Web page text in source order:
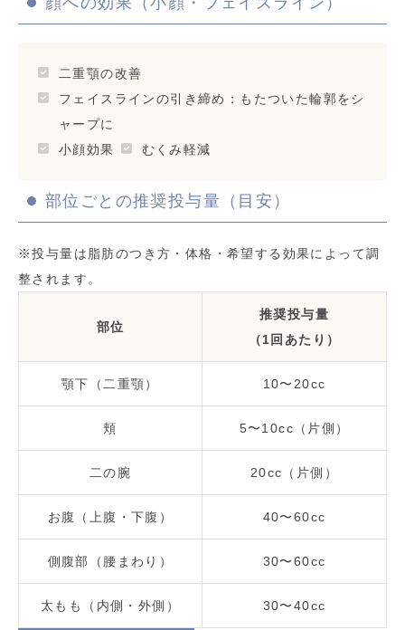
二重顎の改善
フェイスラインの引き締め：もたついた輪郭をシ
ャープに
小顔効果
むくみ軽減
部位ごとの推奨投与量（目安）
※投与量は脂肪のつき方・体格・希望する効果によって調
整されます。
部位
推奨投与量
（1回あたり）
顎下（二重顎） 10〜20cc
頬 5〜10cc（片側）
二の腕 20cc（片側）
お腹（上腹・下腹） 40〜60cc
側腹部（腰まわり） 30〜60cc
太もも（内側・外側） 30〜40cc